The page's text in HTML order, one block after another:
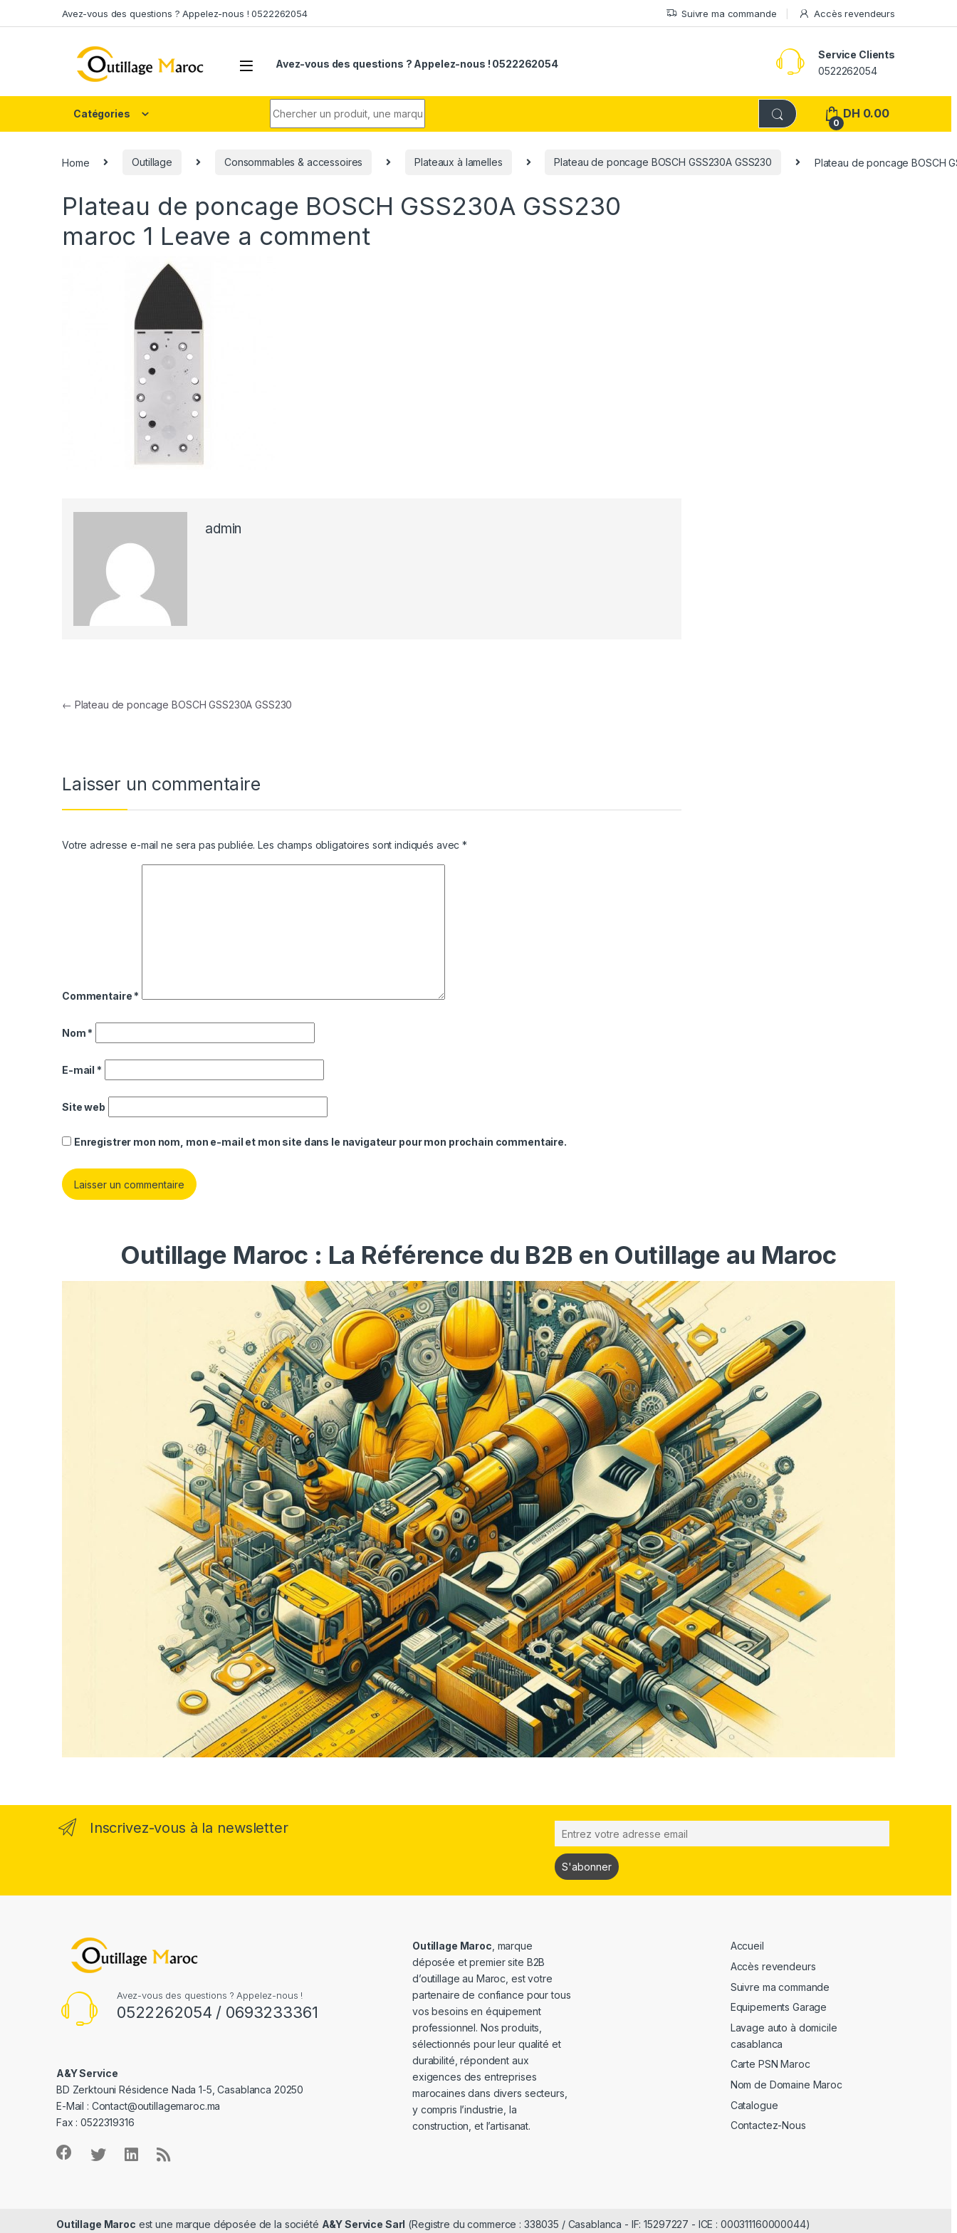
Avez-vous des questions ? Appelez-nous ! 0522262054 Suivre ma commande Accès revendeurs
Avez-vous des questions ? Appelez-nous ! 0522262054
Service Clients
0522262054
Catégories
0
DH 0.00
Home Outillage Consommables & accessoires Plateaux à lamelles Plateau de poncage BOSCH GSS230A GSS230 Plateau de poncage BOSCH
Plateau de poncage BOSCH GSS230A GSS230
maroc 1 Leave a comment
admin
Navigation de l’article
← Plateau de poncage BOSCH GSS230A GSS230
Laisser un commentaire
Votre adresse e-mail ne sera pas publiée. Les champs obligatoires sont indiqués avec*
Commentaire *
Nom *
E-mail *
Site web
Enregistrer mon nom, mon e-mail et mon site dans le navigateur pour mon prochain commentaire.
Outillage Maroc : La Référence du B2B en Outillage au Maroc
Inscrivez-vous à la newsletter
Avez-vous des questions ? Appelez-nous !
0522262054 / 0693233361
A&Y Service
BD Zerktouni Résidence Nada 1-5, Casablanca 20250
E-Mail : Contact@outillagemaroc.ma
Fax : 0522319316
Outillage Maroc, marque
déposée et premier site B2B
d’outillage au Maroc, est votre
partenaire de confiance pour tous
vos besoins en équipement
professionnel. Nos produits,
sélectionnés pour leur qualité et
durabilité, répondent aux
exigences des entreprises
marocaines dans divers secteurs,
y compris l’industrie, la
construction, et l’artisanat.
Accueil
Accès revendeurs
Suivre ma commande
Equipements Garage
Lavage auto à domicile
casablanca
Carte PSN Maroc
Nom de Domaine Maroc
Catalogue
Contactez-Nous
Outillage Maroc est une marque déposée de la société A&Y Service Sarl (Registre du commerce : 338035 / Casablanca - IF: 15297227 - ICE : 000311160000044)